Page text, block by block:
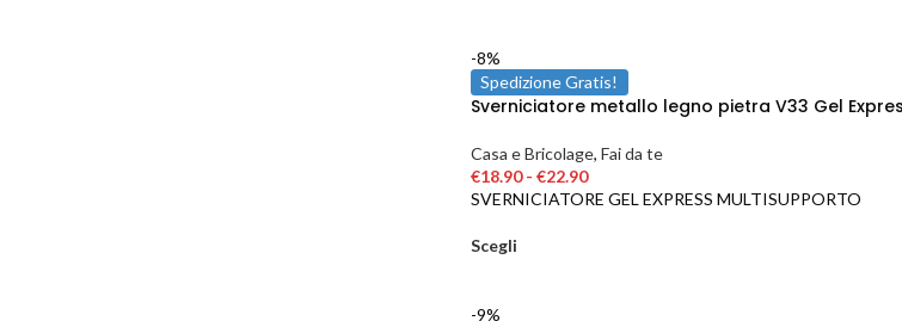
-8%
Spedizione Gratis!
Sverniciatore metallo legno pietra V33 Gel
Casa e Bricolage, Fai da te
€18.90 - €22.90
SVERNICIATORE GEL EXPRESS MULTISUPPORTO
Scegli
-9%